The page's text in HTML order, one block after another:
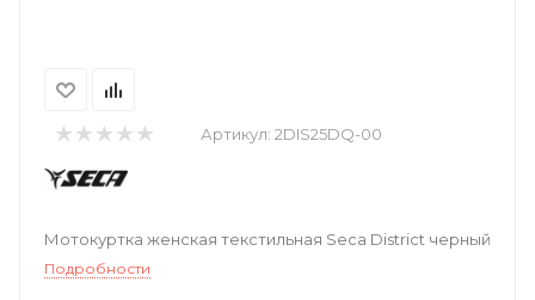
Артикул:2DIS25DQ-00
Мотокуртка женская текстильная Seca District черный
Подробности